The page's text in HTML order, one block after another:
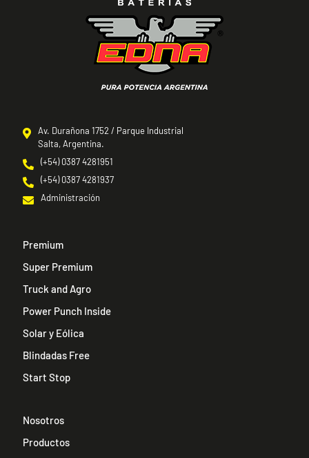
Av. Durañona 1752 / Parque Industrial
Salta, Argentina.
(+54) 0387 4281951
(+54) 0387 4281937
Administración
Premium
Super Premium
Truck and Agro
Power Punch Inside
Solar y Eólica
Blindadas Free
Start Stop
Nosotros
Productos